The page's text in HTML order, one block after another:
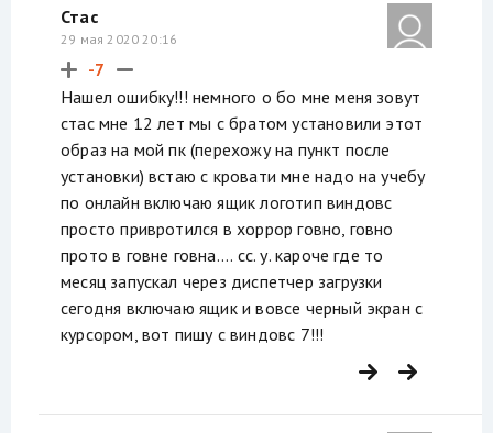
Стас
29 мая 2020 20:16
-7
Нашел ошибку!!! немного о бо мне меня зовут
стас мне 12 лет мы с братом установили этот
образ на мой пк (перехожу на пункт после
установки) встаю с кровати мне надо на учебу
по онлайн включаю ящик логотип виндовс
просто привротился в хоррор говно, говно
прото в говне говна.... сс. у. кароче где то
месяц запускал через диспетчер загрузки
сегодня включаю ящик и вовсе черный экран с
курсором, вот пишу с виндовс 7!!!